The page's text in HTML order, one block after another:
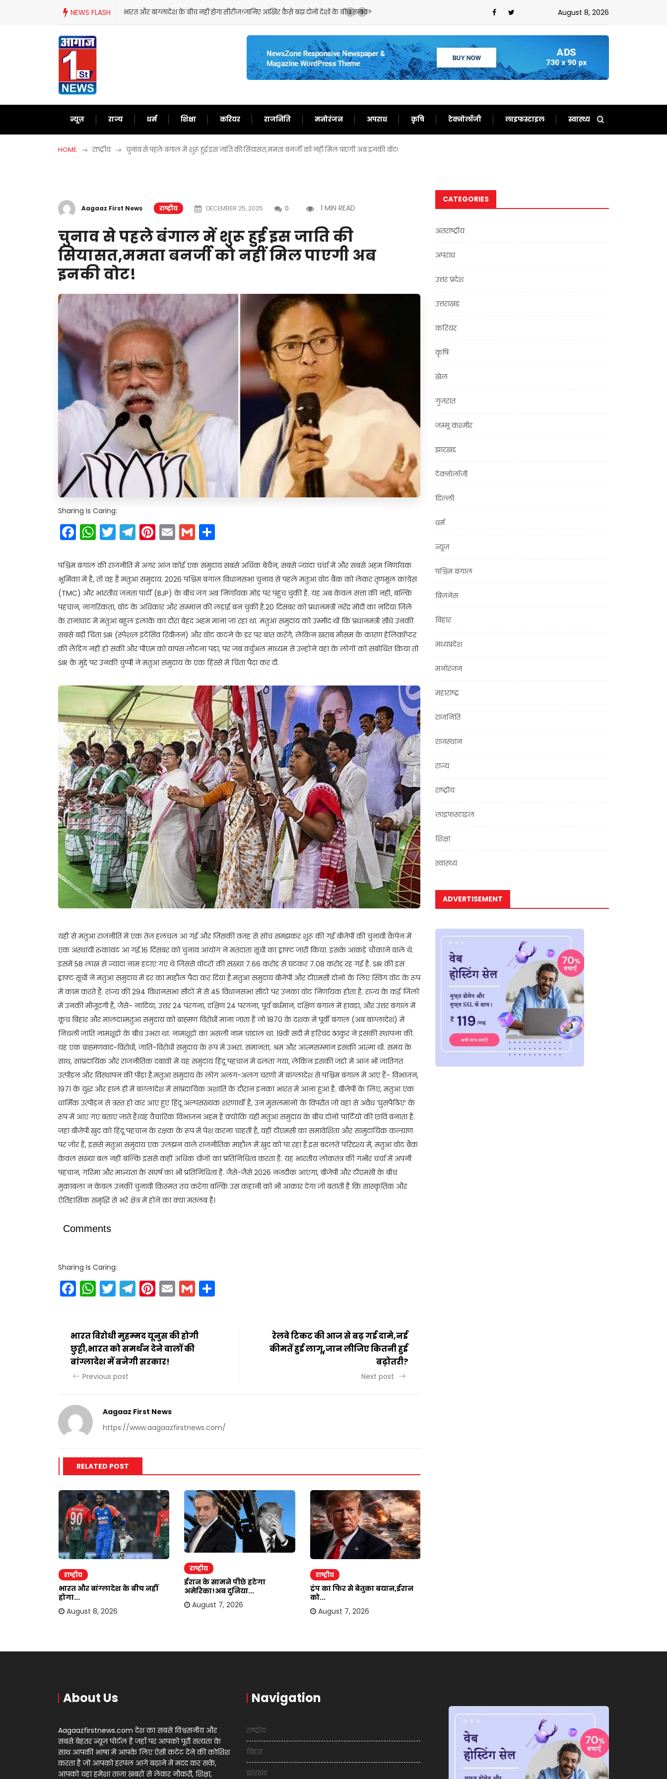
NEWS FLASH भारत और बांग्लादेश के बीच नहीं होगा सीरीज!जानिए आखिर कैसे बढ़ा दोनों देशों के बीच तनाव?ईरान के सामने पीछे हटेगा अमेरिका!अब दुनिया को समझाने में लगे ट्रंप August 8, 2026
न्यूज़ राज्य धर्म शिक्षा करियर राजनिति मनोरंजन अपराध कृषि टेक्नोलॉजी लाइफस्टाइल स्वास्थ्य
HOME राष्ट्रीय चुनाव से पहले बंगाल में शुरू हुई इस जाति की सियासत,ममता बनर्जी को नहीं मिल पाएगी अब इनकी वोट!
Aagaaz First News राष्ट्रीय DECEMBER 25, 2025 0 1 MIN READ
चुनाव से पहले बंगाल में शुरू हुई इस जाति की
सियासत,ममता बनर्जी को नहीं मिल पाएगी अब
इनकी वोट!
Sharing Is Caring:
Facebook
WhatsApp
Twitter
Telegram
Pinterest
EmailGmail
पश्चिम बंगाल की राजनीति में अगर आज कोई एक समुदाय सबसे अधिक बेचैन, सबसे ज्यादा चर्चा में और सबसे अहम निर्णायक
भूमिका में है, तो वह है मतुआ समुदाय. 2026 पश्चिम बंगाल विधानसभा चुनाव से पहले मतुआ वोट बैंक को लेकर तृणमूल कांग्रेस
(TMC) और भारतीय जनता पार्टी (BJP) के बीच जंग अब निर्णायक मोड़ पर पहुंच चुकी है. यह अब केवल सत्ता की नहीं, बल्कि
पहचान, नागरिकता, वोट के अधिकार और सम्मान की लड़ाई बन चुकी है.20 दिसंबर को प्रधानमंत्री नरेंद्र मोदी का नदिया जिले
के रानाघाट में मतुआ बहुल इलाके का दौरा बेहद अहम माना जा रहा था. मतुआ समुदाय को उम्मीद थी कि प्रधानमंत्री सीधे उनकी
सबसे बड़ी चिंता SIR (स्पेशल इंटेंसिव रिवीजन) और वोट कटने के डर पर बात करेंगे, लेकिन खराब मौसम के कारण हेलिकॉप्टर
की लैंडिंग नहीं हो सकी और पीएम को वापस लौटना पड़ा, पर जब वर्चुअल माध्यम से उन्होंने वहां के लोगों को संबोधित किया तो
SIR के मुद्दे पर उनकी चुप्पी ने मतुआ समुदाय के एक हिस्से में चिंता पैदा कर दी.
यहीं से मतुआ राजनीति में एक तेज हलचल आ गई और जिसकी वजह से सोच समझकर शुरू की गई बीजेपी की चुनावी कैंपेन में
एक अस्थायी रुकावट आ गई.16 दिसंबर को चुनाव आयोग ने मतदाता सूची का ड्राफ्ट जारी किया. इसके आंकड़े चौंकाने वाले थे.
इसमें 58 लाख से ज्यादा नाम हटाए गए थे जिससे वोटरों की संख्या 7.66 करोड़ से घटकर 7.08 करोड़ रह गई है. SIR की इस
ड्राफ्ट सूची ने मतुआ समुदाय में डर का माहौल पैदा कर दिया है.मतुआ समुदाय बीजेपी और टीएमसी दोनों के लिए स्विंग वोट के रूप
में काम करते हैं. राज्य की 294 विधानसभा सीटों में से 45 विधानसभा सीटों पर उनका वोट निर्णायक होता है. राज्य के कई जिलों
में उनकी मौजूदगी है, जैसे- नादिया, उत्तर 24 परगना, दक्षिण 24 परगना, पूर्व बर्धमान, दक्षिण बंगाल में हावड़ा, और उत्तर बंगाल में
कूच बिहार और मालदा।मतुआ समुदाय को ब्राह्मण विरोधी माना जाता है जो 1870 के दशक में पूर्वी बंगाल (अब बांग्लादेश) में
निचली जाति नामशूद्रों के बीच उभरा था. नामशूद्रों का असली नाम चांडाल था. 19वीं सदी में हरिचंद ठाकुर ने इसकी स्थापना की.
यह एक ब्राह्मणवाद-विरोधी, जाति-विरोधी समुदाय के रूप में उभरा. समानता, श्रम और आत्मसम्मान इसकी आत्मा थी. समय के
साथ, सांप्रदायिक और राजनीतिक दबावों में यह समुदाय हिंदू पहचान में ढलता गया, लेकिन इसकी जड़ों में आज भी जातिगत
उत्पीड़न और विस्थापन की पीड़ा है.मतुआ समुदाय के लोग अलग-अलग चरणों में बांग्लादेश से पश्चिम बंगाल में आए हैं- विभाजन,
1971 के युद्ध और हाल ही में बांग्लादेश में सांप्रदायिक अशांति के दौरान इनका भारत में आना हुआ है. बीजेपी के लिए, मतुआ एक
धार्मिक उत्पीड़न से त्रस्त हो कर आए हुए हिंदू अल्पसंख्यक शरणार्थी हैं, उन मुसलमानों के विपरीत जो वहां से अवैध ‘घुसपैठिए’ के
रूप में आए गए बताए जाते हैं।यह वैचारिक विभाजन अहम है क्योंकि यही मतुआ समुदाय के बीच दोनों पार्टियों की छवि बनाता है.
जहां बीजेपी खुद को हिंदू पहचान के रक्षक के रूप में पेश करना चाहती है, वहीं टीएमसी का समावेशिता और सामुदायिक कल्याण
पर जोर है, इससे मतुआ समुदाय एक उलझन वाले राजनीतिक माहौल में खुद को पा रहा है.इस बदलते परिदृश्य में, मतुआ वोट बैंक
केवल संख्या बल नहीं बल्कि इससे कहीं अधिक चीजों का प्रतिनिधित्व करता है. यह भारतीय लोकतंत्र की गंभीर चर्चा में अपनी
पहचान, गरिमा और मान्यता के संघर्ष का भी प्रतिनिधित्व है. जैसे-जैसे 2026 नजदीक आएगा, बीजेपी और टीएमसी के बीच
मुकाबला न केवल उनकी चुनावी किस्मत तय करेगा बल्कि उस कहानी को भी आकार देगा जो बताती है कि सांस्कृतिक और
ऐतिहासिक समृद्धि से भरे क्षेत्र में होने का क्या मतलब है।
Comments
Sharing Is Caring:
Facebook
WhatsApp
Twitter
Telegram
Pinterest
EmailGmail
भारत विरोधी मुहम्मद यूनुस की होगी
छुट्टी,भारत को समर्थन देने वालों की
बांग्लादेश में बनेगी सरकार!
Previous post
रेलवे टिकट की आज से बढ़ गई दामे,नई
कीमतें हुई लागू,जान लीजिए कितनी हुई
बढ़ोतरी?
Next post
Aagaaz First News
https://www.aagaazfirstnews.com/
RELATED POST
राष्ट्रीय
भारत और बांग्लादेश के बीच नहीं
होगा...
August 8, 2026
राष्ट्रीय
ईरान के सामने पीछे हटेगा
अमेरिका!अब दुनिया...
August 7, 2026
राष्ट्रीय
ट्रंप का फिर से बेतुका बयान,ईरान
को...
August 7, 2026
CATEGORIES
अंतराष्ट्रीय
अपराध
उत्तर प्रदेश
उत्तराखंड
करियर
कृषि
खेल
गुजरात
जम्मू कश्मीर
झारखंड
टेक्नोलॉजी
दिल्ली
धर्म
न्यूज़
पश्चिम बंगाल
बिज़नेस
बिहार
मध्यप्रदेश
मनोरंजन
महाराष्ट्र
राजनिति
राजस्थान
राज्य
राष्ट्रीय
लाइफस्टाइल
शिक्षा
स्वास्थ्य
ADVERTISEMENT
About Us
Aagaazfirstnews.com देश का सबसे विश्वसनीय और
सबसे बेहतर न्यूज़ पोर्टल है जहाँ पर आपको पूरी सत्यता के
साथ आपकी भाषा में आपके लिए ऐसी कंटेंट देने की कोशिश
करता है जो आपको हरपल आगे बढ़ाने में मदद कर सकें,
आपको यहां हमेशा ताज़ा खबरों से लेकर नौकरी, शिक्षा,
Navigation
राष्ट्रीय
बिहार
झारखंड